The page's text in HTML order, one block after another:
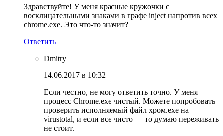
Здравствуйте! У меня красные кружочки с
восклицательными знаками в графе inject напротив всех
chrome.exe. Это что-то значит?
Ответить
Dmitry
14.06.2017 в 10:32
Если честно, не могу ответить точно. У меня
процесс Chrome.exe чистый. Можете попробовать
проверить исполняемый файл хром.exe на
virustotal, и если все чисто — то думаю переживать
не стоит.